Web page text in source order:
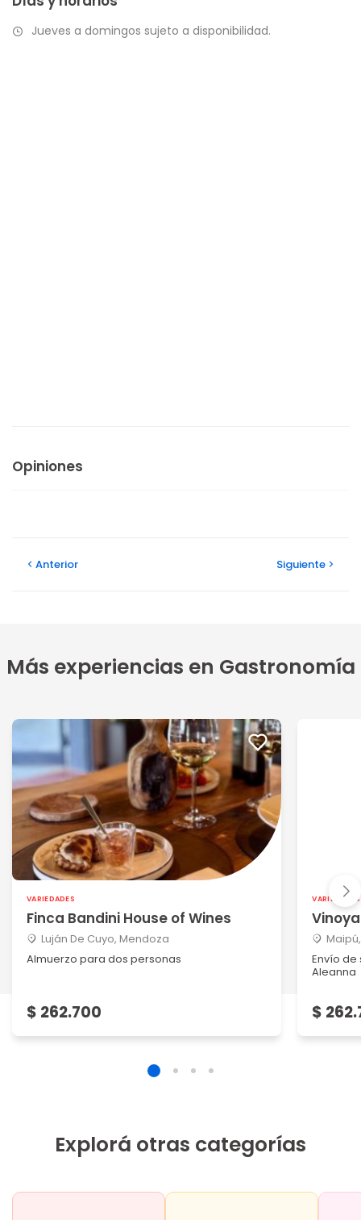
Jueves a domingos sujeto a disponibilidad.
Opiniones
Anterior Siguiente
Más experiencias en Gastronomía
VARIEDADES
Finca Bandini House of Wines
Luján De Cuyo, Mendoza
Almuerzo para dos personas
$ 262.700
VARIEDADES
Vinoya
Envío de
Aleanna
$
Explorá otras categorías